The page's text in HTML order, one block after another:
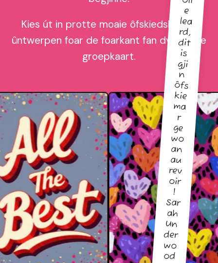
e
lea
rd,
dit
is
gji
n
ôfs
kie
ma
r
ge
wo
an
au
rev
oir
!
Sar
ah
Un
der
wo
od
Kies út in protte moaie ôfskiedskaart-
ûntwerpen foar de foarkant fan dyn online
groepkaart.